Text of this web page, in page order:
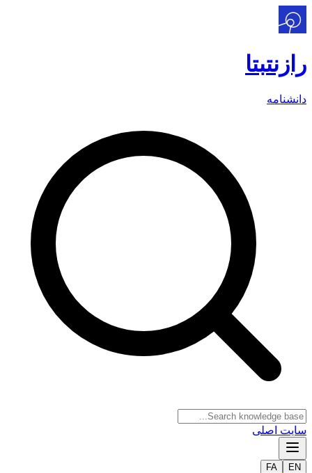
رازنتبتا
دانشنامه
سایت اصلی
EN
FA